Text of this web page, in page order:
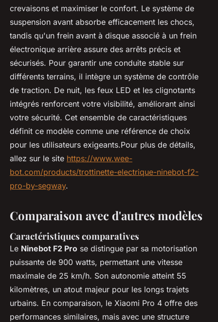
crevaisons et maximiser le confort. Le système de
suspension avant absorbe efficacement les chocs,
tandis qu'un frein avant à disque associé à un frein
électronique arrière assure des arrêts précis et
sécurisés. Pour garantir une conduite stable sur
différents terrains, il intègre un système de contrôle
de traction. De nuit, les feux LED et les clignotants
intégrés renforcent votre visibilité, améliorant ainsi
votre sécurité. Cet ensemble de caractéristiques
définit ce modèle comme une référence de choix
pour les utilisateurs exigeants.Pour plus de détails,
allez sur le site https://www.wee-
bot.com/products/trottinette-electrique-ninebot-f2-
pro-by-segway.
Comparaison avec d'autres modèles
Caractéristiques comparatives
Le Ninebot F2 Pro se distingue par sa motorisation
puissante de 900 watts, permettant une vitesse
maximale de 25 km/h. Son autonomie atteint 55
kilomètres, un atout majeur pour les longs trajets
urbains. En comparaison, le Xiaomi Pro 4 offre des
performances similaires, mais avec une structure